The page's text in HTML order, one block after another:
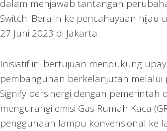
dalam menjawab tantangan
Switch: Beralih ke pencahayaan
27 Juni 2023 di Jakarta.
Inisiatif ini bertujuan mendukung
pembangunan berkelanjutan
Signify bersinergi dengan
mengurangi emisi Gas Rumah Kaca
penggunaan lampu konvensional ke